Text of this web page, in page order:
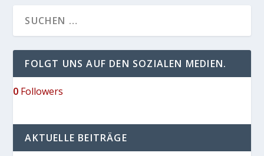
FOLGT UNS AUF DEN SOZIALEN MEDIEN.
0 Followers
AKTUELLE BEITRÄGE